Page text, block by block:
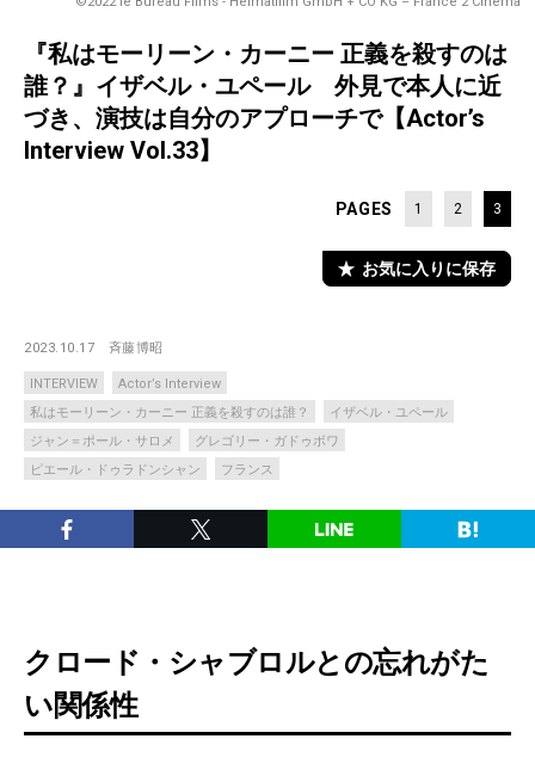
『私はモーリーン・カーニー 正義を殺すのは
誰？』イザベル・ユペール 外見で本人に近
づき、演技は自分のアプローチで【Actor’s
Interview Vol.33】
PAGES 1 2 3
お気に入りに保存
2023.10.17 斉藤博昭
INTERVIEW
Actor’s Interview
私はモーリーン・カーニー 正義を殺すのは誰？
イザベル・ユペール
ジャン＝ポール・サロメ
グレゴリー・ガドゥボワ
ピエール・ドゥラドンシャン
フランス
クロード・シャブロルとの忘れがた
い関係性